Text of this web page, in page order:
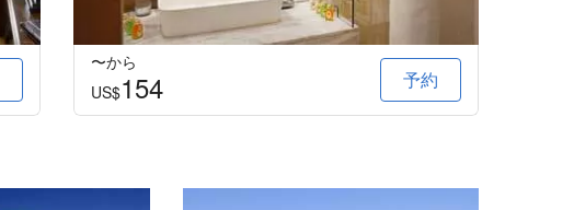
〜から
US$154 予約